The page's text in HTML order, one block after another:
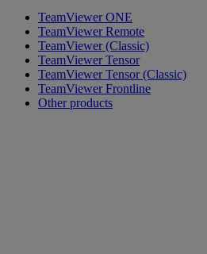
TeamViewer ONE
TeamViewer Remote
TeamViewer (Classic)
TeamViewer Tensor
TeamViewer Tensor (Classic)
TeamViewer Frontline
Other products